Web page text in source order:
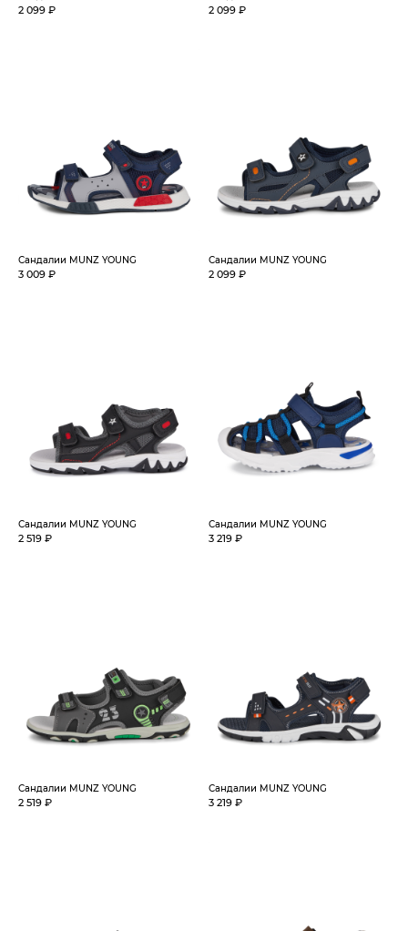
2 099 ₽ 2 099 ₽
Сандалии MUNZ YOUNG
3 009 ₽
Сандалии MUNZ YOUNG
2 099 ₽
Сандалии MUNZ YOUNG
2 519 ₽
Сандалии MUNZ YOUNG
3 219 ₽
Сандалии MUNZ YOUNG
2 519 ₽
Сандалии MUNZ YOUNG
3 219 ₽